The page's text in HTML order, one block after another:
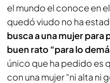
el mundo el conoce en
quedó viudo no ha
busca a una mujer para
buen rato “para lo
único que ha pedido es
con una mujer “ni alta ni